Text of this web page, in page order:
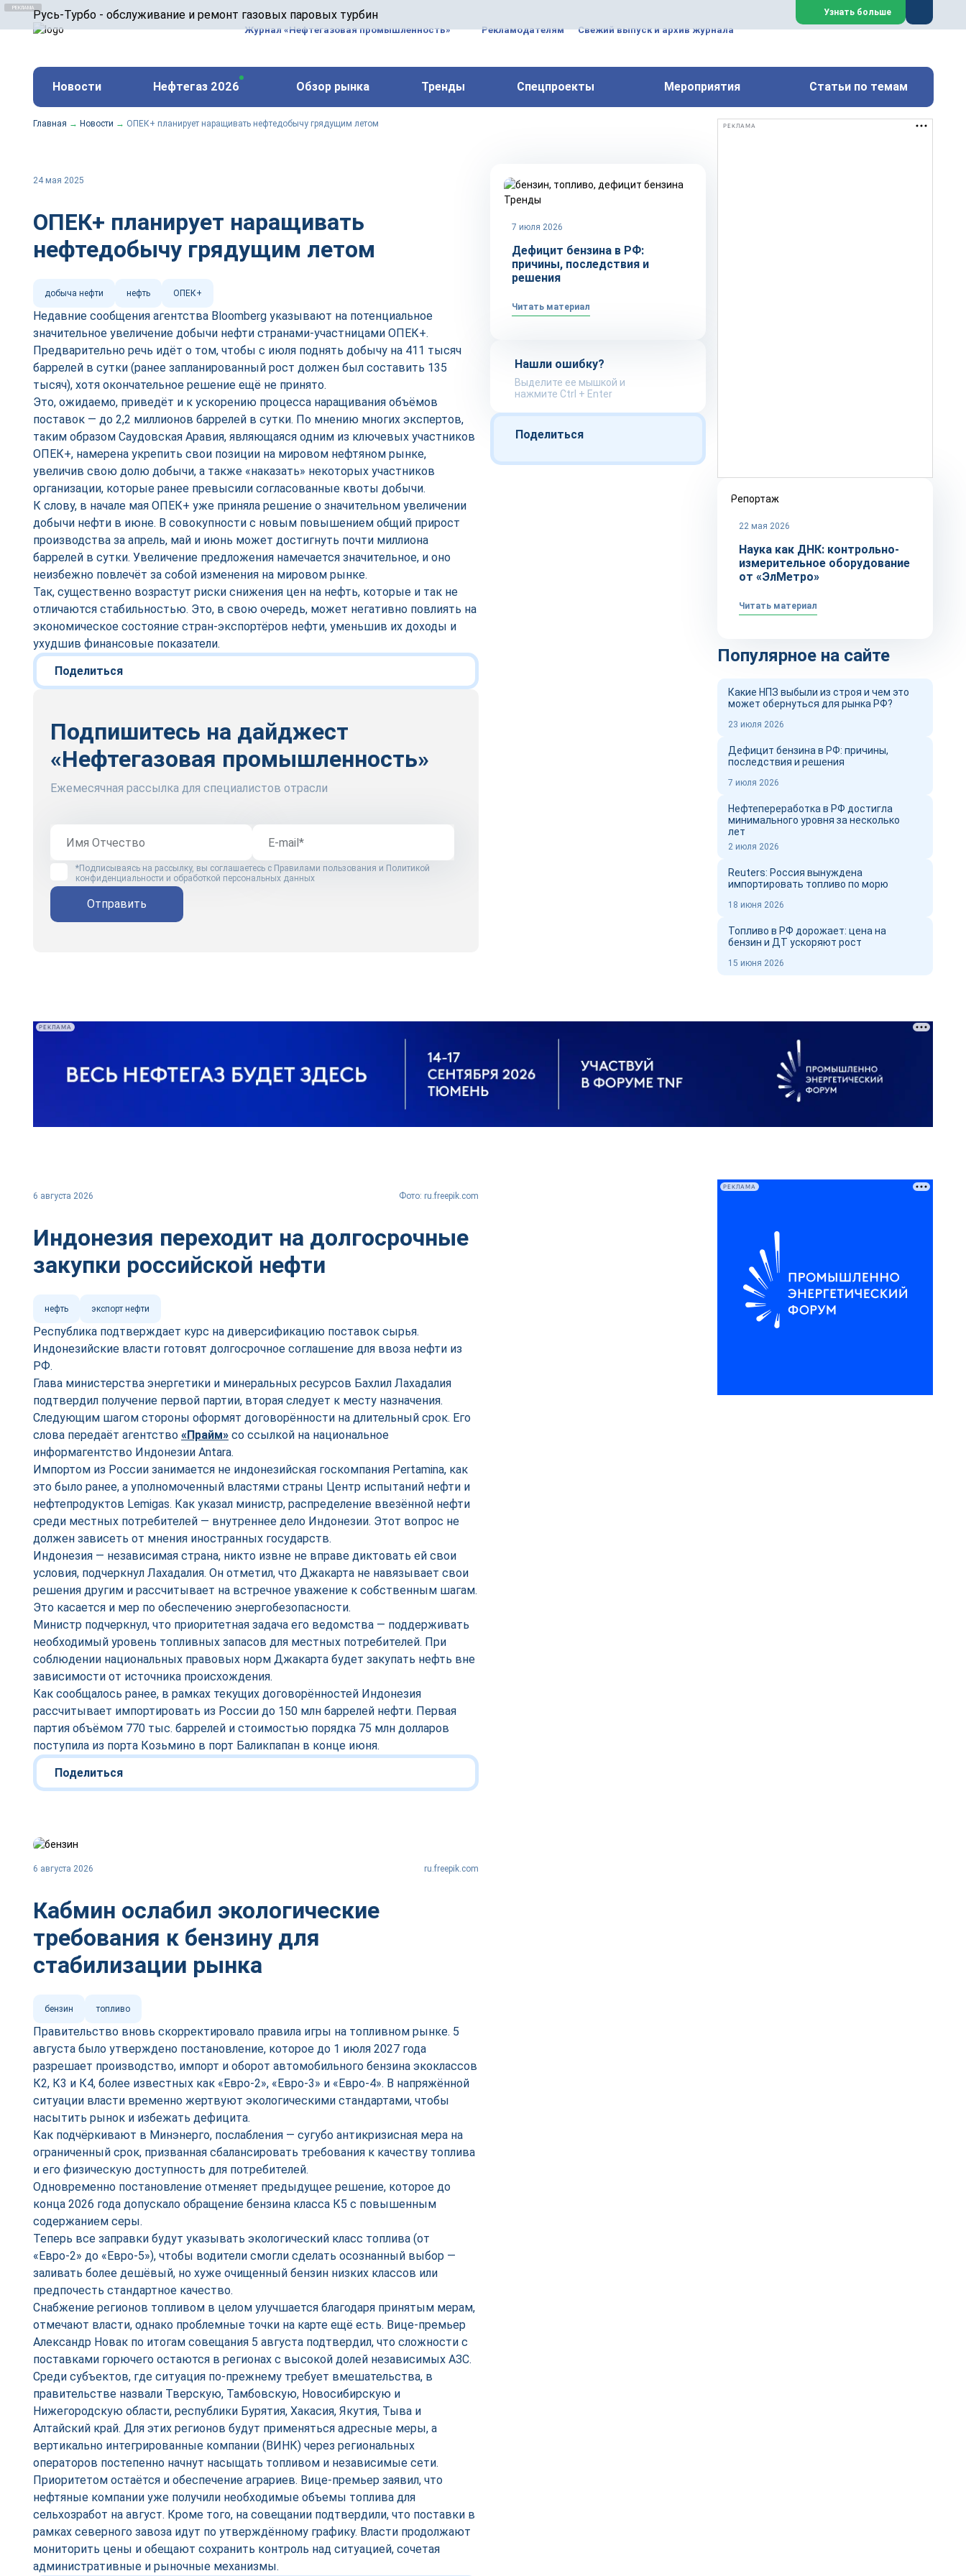
Русь-Турбо - обслуживание и ремонт газовых паровых турбин
ООО «Русь-Турбо» занимается сервисом газовых и паровых турбин, комплексным ремонтом, восстановлением, техническим обслуживанием
оборудования ТЭС, зарубежных поршневых машин и компрессоров, которые работают на нефтегазовых, нефтехимических, металлургических
и других предприятиях.
Реклама. ООО «Русь-Турбо», ИНН 7802588950
erid: F7NfYUJCUneVdwPs4znf
Закрыть
Узнать больше
Журнал «Нефтегазовая промышленность» Рекламодателям Свежий выпуск и архив журнала
Новости Нефтегаз 2026 Обзор рынка Тренды Спецпроекты Мероприятия Статьи по темам
Главная → Новости → ОПЕК+ планирует наращивать нефтедобычу грядущим летом
24 мая 2025
ОПЕК+ планирует наращивать
нефтедобычу грядущим летом
добыча нефти нефть ОПЕК+
Недавние сообщения агентства Bloomberg указывают на потенциальное
значительное увеличение добычи нефти странами-участницами ОПЕК+.
Предварительно речь идёт о том, чтобы с июля поднять добычу на 411 тысяч
баррелей в сутки (ранее запланированный рост должен был составить 135
тысяч), хотя окончательное решение ещё не принято.
Это, ожидаемо, приведёт и к ускорению процесса наращивания объёмов
поставок — до 2,2 миллионов баррелей в сутки. По мнению многих экспертов,
таким образом Саудовская Аравия, являющаяся одним из ключевых участников
ОПЕК+, намерена укрепить свои позиции на мировом нефтяном рынке,
увеличив свою долю добычи, а также «наказать» некоторых участников
организации, которые ранее превысили согласованные квоты добычи.
К слову, в начале мая ОПЕК+ уже приняла решение о значительном увеличении
добычи нефти в июне. В совокупности с новым повышением общий прирост
производства за апрель, май и июнь может достигнуть почти миллиона
баррелей в сутки. Увеличение предложения намечается значительное, и оно
неизбежно повлечёт за собой изменения на мировом рынке.
Так, существенно возрастут риски снижения цен на нефть, которые и так не
отличаются стабильностью. Это, в свою очередь, может негативно повлиять на
экономическое состояние стран-экспортёров нефти, уменьшив их доходы и
ухудшив финансовые показатели.
Поделиться
Подпишитесь на дайджест
«Нефтегазовая промышленность»
Ежемесячная рассылка для специалистов отрасли
*Подписываясь на рассылку, вы соглашаетесь с Правилами пользования и Политикой
конфиденциальности и обработкой персональных данных
Отправить
Тренды
7 июля 2026
Дефицит бензина в РФ:
причины, последствия и
решения
Читать материал
Нашли ошибку?
Выделите ее мышкой и
нажмите Ctrl + Enter
Поделиться
РЕКЛАМА
Репортаж
22 мая 2026
Наука как ДНК: контрольно-
измерительное оборудование
от «ЭлМетро»
Читать материал
Популярное на сайте
Какие НПЗ выбыли из строя и чем это
может обернуться для рынка РФ?
23 июля 2026
Дефицит бензина в РФ: причины,
последствия и решения
7 июля 2026
Нефтепереработка в РФ достигла
минимального уровня за несколько
лет
2 июля 2026
Reuters: Россия вынуждена
импортировать топливо по морю
18 июня 2026
Топливо в РФ дорожает: цена на
бензин и ДТ ускоряют рост
15 июня 2026
РЕКЛАМА
6 августа 2026 Фото: ru.freepik.com
Индонезия переходит на долгосрочные
закупки российской нефти
нефть экспорт нефти
Республика подтверждает курс на диверсификацию поставок сырья.
Индонезийские власти готовят долгосрочное соглашение для ввоза нефти из
РФ.
Глава министерства энергетики и минеральных ресурсов Бахлил Лахадалия
подтвердил получение первой партии, вторая следует к месту назначения.
Следующим шагом стороны оформят договорённости на длительный срок. Его
слова передаёт агентство «Прайм» со ссылкой на национальное
информагентство Индонезии Antara.
Импортом из России занимается не индонезийская госкомпания Pertamina, как
это было ранее, а уполномоченный властями страны Центр испытаний нефти и
нефтепродуктов Lemigas. Как указал министр, распределение ввезённой нефти
среди местных потребителей — внутреннее дело Индонезии. Этот вопрос не
должен зависеть от мнения иностранных государств.
Индонезия — независимая страна, никто извне не вправе диктовать ей свои
условия, подчеркнул Лахадалия. Он отметил, что Джакарта не навязывает свои
решения другим и рассчитывает на встречное уважение к собственным шагам.
Это касается и мер по обеспечению энергобезопасности.
Министр подчеркнул, что приоритетная задача его ведомства — поддерживать
необходимый уровень топливных запасов для местных потребителей. При
соблюдении национальных правовых норм Джакарта будет закупать нефть вне
зависимости от источника происхождения.
Как сообщалось ранее, в рамках текущих договорённостей Индонезия
рассчитывает импортировать из России до 150 млн баррелей нефти. Первая
партия объёмом 770 тыс. баррелей и стоимостью порядка 75 млн долларов
поступила из порта Козьмино в порт Баликпапан в конце июня.
Поделиться
6 августа 2026 ru.freepik.com
Кабмин ослабил экологические
требования к бензину для
стабилизации рынка
бензин топливо
Правительство вновь скорректировало правила игры на топливном рынке. 5
августа было утверждено постановление, которое до 1 июля 2027 года
разрешает производство, импорт и оборот автомобильного бензина экоклассов
К2, К3 и К4, более известных как «Евро-2», «Евро-3» и «Евро-4». В напряжённой
ситуации власти временно жертвуют экологическими стандартами, чтобы
насытить рынок и избежать дефицита.
Как подчёркивают в Минэнерго, послабления — сугубо антикризисная мера на
ограниченный срок, призванная сбалансировать требования к качеству топлива
и его физическую доступность для потребителей.
Одновременно постановление отменяет предыдущее решение, которое до
конца 2026 года допускало обращение бензина класса К5 с повышенным
содержанием серы.
Теперь все заправки будут указывать экологический класс топлива (от
«Евро-2» до «Евро-5»), чтобы водители смогли сделать осознанный выбор —
заливать более дешёвый, но хуже очищенный бензин низких классов или
предпочесть стандартное качество.
Снабжение регионов топливом в целом улучшается благодаря принятым мерам,
отмечают власти, однако проблемные точки на карте ещё есть. Вице-премьер
Александр Новак по итогам совещания 5 августа подтвердил, что сложности с
поставками горючего остаются в регионах с высокой долей независимых АЗС.
Среди субъектов, где ситуация по-прежнему требует вмешательства, в
правительстве назвали Тверскую, Тамбовскую, Новосибирскую и
Нижегородскую области, республики Бурятия, Хакасия, Якутия, Тыва и
Алтайский край. Для этих регионов будут применяться адресные меры, а
вертикально интегрированные компании (ВИНК) через региональных
операторов постепенно начнут насыщать топливом и независимые сети.
Приоритетом остаётся и обеспечение аграриев. Вице-премьер заявил, что
нефтяные компании уже получили необходимые объемы топлива для
сельхозработ на август. Кроме того, на совещании подтвердили, что поставки в
рамках северного завоза идут по утверждённому графику. Власти продолжают
мониторить цены и обещают сохранить контроль над ситуацией, сочетая
административные и рыночные механизмы.
РЕКЛАМА